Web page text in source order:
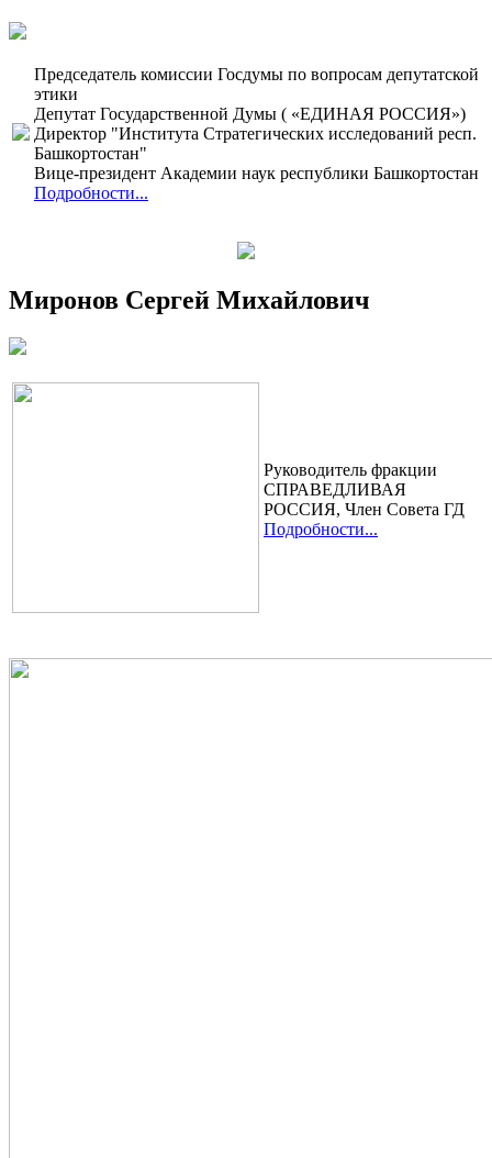
Председатель комиссии Госдумы по вопросам депутатской
этики
Депутат Государственной Думы ( «ЕДИНАЯ РОССИЯ»)
Директор "Института Стратегических исследований респ.
Башкортостан"
Вице-президент Академии наук республики Башкортостан
Подробности...
Миронов Сергей Михайлович
Руководитель фракции
СПРАВЕДЛИВАЯ
РОССИЯ, Член Cовета ГД
Подробности...